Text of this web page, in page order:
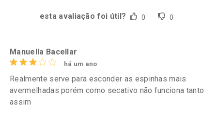
esta avaliação foi útil? 0 0
Manuella Bacellar
há um ano
Realmente serve para esconder as espinhas mais
avermelhadas porém como secativo não funciona tanto
assim